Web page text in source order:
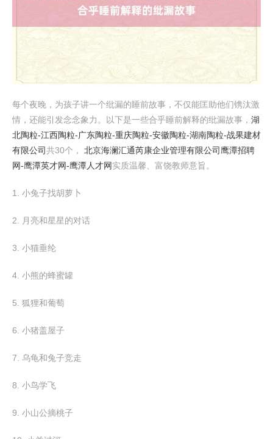
每个夜晚，为孩子讲一个纰漏的睡前故事，不仅能匡助他们镌汰激
情，还能引发念念象力。以下是一些合乎睡前解释的纰漏故事， 湖
北陶粒-江西陶粒-广东陶粒-重庆陶粒-安徽陶粒-湖南陶粒-战果建材
有限公司共30个， 北京海澜汇通芮康企业管理有限公司 鹰潭招聘
网-鹰潭英才网-鹰潭人才网实质温馨、富饶教师意旨。
1. 小兔子找胡萝卜
2. 月亮和星星的对话
3. 小猫垂纶
4. 小熊的蜂蜜罐
5. 狐狸和葡萄
6. 小猪盖屋子
7. 乌龟和兔子竞走
8. 小鸟学飞
9. 小山公摘桃子